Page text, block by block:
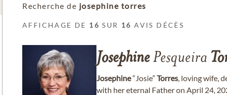
Recherche de josephine torres
AFFICHAGE DE 16 SUR 16 AVIS DÉCÈS
JosephinePesqueira
Josephine“Josie” Torres, loving wife,
with her eternal Father on April 24,